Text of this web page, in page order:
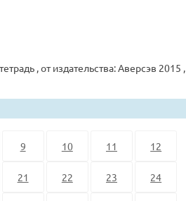
, от издательства: Аверсэв 2015 ,
9 10 11 12
21 22 23 24